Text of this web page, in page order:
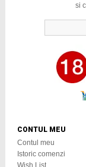
si
CONTUL MEU
Contul meu
Istoric comenzi
Wish List